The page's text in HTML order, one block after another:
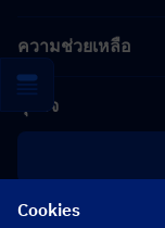
ความช่วยเหลือ
ธุรกิจ
[email protected]
Cookies